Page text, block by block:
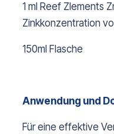
1 ml Reef Zlements
Zinkkonzentration
150ml Flasche
Anwendung und
Für eine effektive